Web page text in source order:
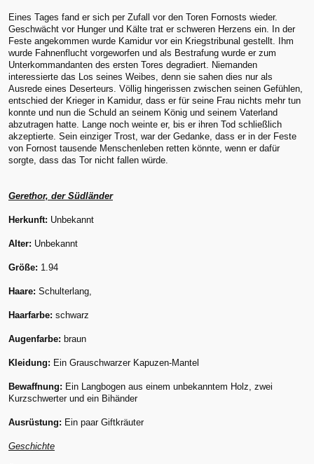
Eines Tages fand er sich per Zufall vor den Toren Fornosts wieder.
Geschwächt vor Hunger und Kälte trat er schweren Herzens ein. In der
Feste angekommen wurde Kamidur vor ein Kriegstribunal gestellt. Ihm
wurde Fahnenflucht vorgeworfen und als Bestrafung wurde er zum
Unterkommandanten des ersten Tores degradiert. Niemanden
interessierte das Los seines Weibes, denn sie sahen dies nur als
Ausrede eines Deserteurs. Völlig hingerissen zwischen seinen Gefühlen,
entschied der Krieger in Kamidur, dass er für seine Frau nichts mehr tun
konnte und nun die Schuld an seinem König und seinem Vaterland
abzutragen hatte. Lange noch weinte er, bis er ihren Tod schließlich
akzeptierte. Sein einziger Trost, war der Gedanke, dass er in der Feste
von Fornost tausende Menschenleben retten könnte, wenn er dafür
sorgte, dass das Tor nicht fallen würde.
Gerethor, der Südländer
Herkunft: Unbekannt
Alter: Unbekannt
Größe: 1.94
Haare: Schulterlang,
Haarfarbe: schwarz
Augenfarbe: braun
Kleidung: Ein Grauschwarzer Kapuzen-Mantel
Bewaffnung: Ein Langbogen aus einem unbekanntem Holz, zwei
Kurzschwerter und ein Bihänder
Ausrüstung: Ein paar Giftkräuter
Geschichte